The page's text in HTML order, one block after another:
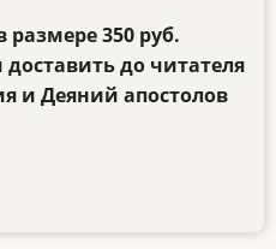
350 руб.
до читателя
и Деяний апостолов